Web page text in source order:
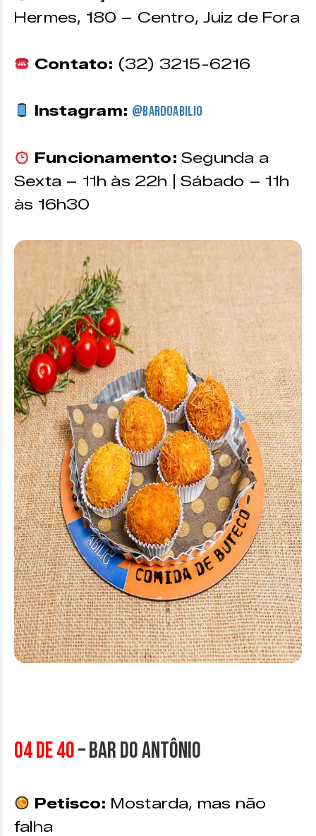
Hermes, 180 – Centro, Juiz de Fora
Contato: (32) 3215-6216
Instagram: @bardoabilio
Funcionamento: Segunda a
Sexta – 11h às 22h | Sábado – 11h
às 16h30
04 de 40– Bar do Antônio
Petisco: Mostarda, mas não
falha